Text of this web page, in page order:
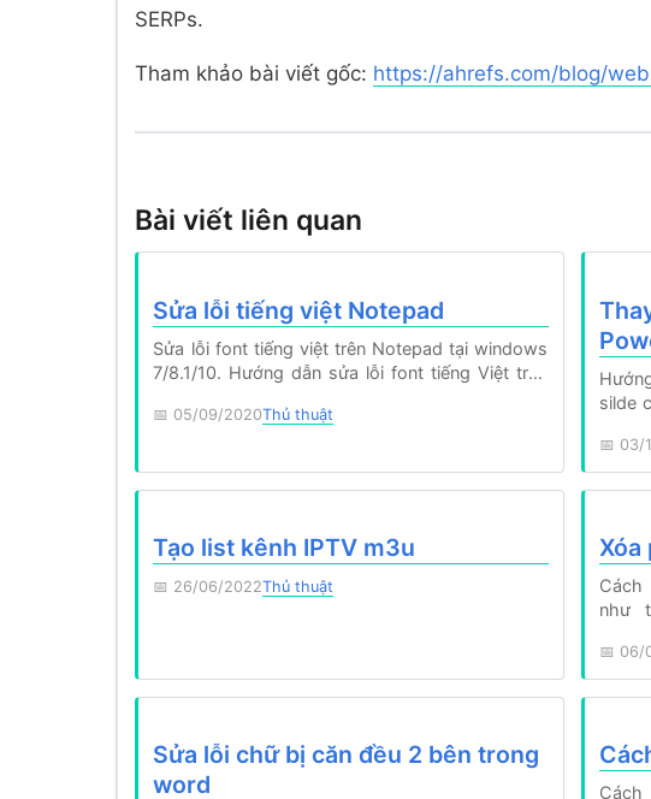
SERPs.
Tham khảo bài viết gốc: https://ahrefs.com/blog/
Bài viết liên quan
Sửa lỗi tiếng việt Notepad
Sửa lỗi font tiếng việt trên Notepad tại windows
7/8.1/10. Hướng dẫn sửa lỗi font tiếng Việt trên
05/09/2020Thủ thuật
silde
03/
Tạo list kênh IPTV m3u
26/06/2022Thủ thuật
Xóa
Cách
như
06/
Sửa lỗi chữ bị căn đều 2 bên trong
word
Cách